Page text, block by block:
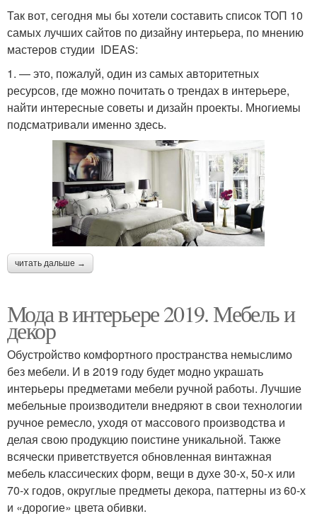
Так вот, сегодня мы бы хотели составить список ТОП 10
самых лучших сайтов по дизайну интерьера, по мнению
мастеров студии IDEAS:
1. — это, пожалуй, один из самых авторитетных
ресурсов, где можно почитать о трендах в интерьере,
найти интересные советы и дизайн проекты. Многиемы
подсматривали именно здесь.
читать дальше →
Мода в интерьере 2019. Мебель и
декор
Обустройство комфортного пространства немыслимо
без мебели. И в 2019 году будет модно украшать
интерьеры предметами мебели ручной работы. Лучшие
мебельные производители внедряют в свои технологии
ручное ремесло, уходя от массового производства и
делая свою продукцию поистине уникальной. Также
всячески приветствуется обновленная винтажная
мебель классических форм, вещи в духе 30-х, 50-х или
70-х годов, округлые предметы декора, паттерны из 60-х
и «дорогие» цвета обивки.